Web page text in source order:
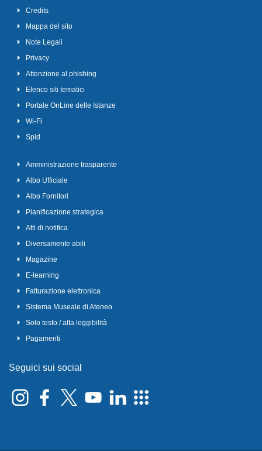
Credits
Mappa del sito
Note Legali
Privacy
Attenzione al phishing
Elenco siti tematici
Portale OnLine delle Istanze
Wi-Fi
Spid
Amministrazione trasparente
Albo Ufficiale
Albo Fornitori
Pianificazione strategica
Atti di notifica
Diversamente abili
Magazine
E-learning
Fatturazione elettronica
Sistema Museale di Ateneo
Solo testo / alta leggibilità
Pagamenti
Seguici sui social